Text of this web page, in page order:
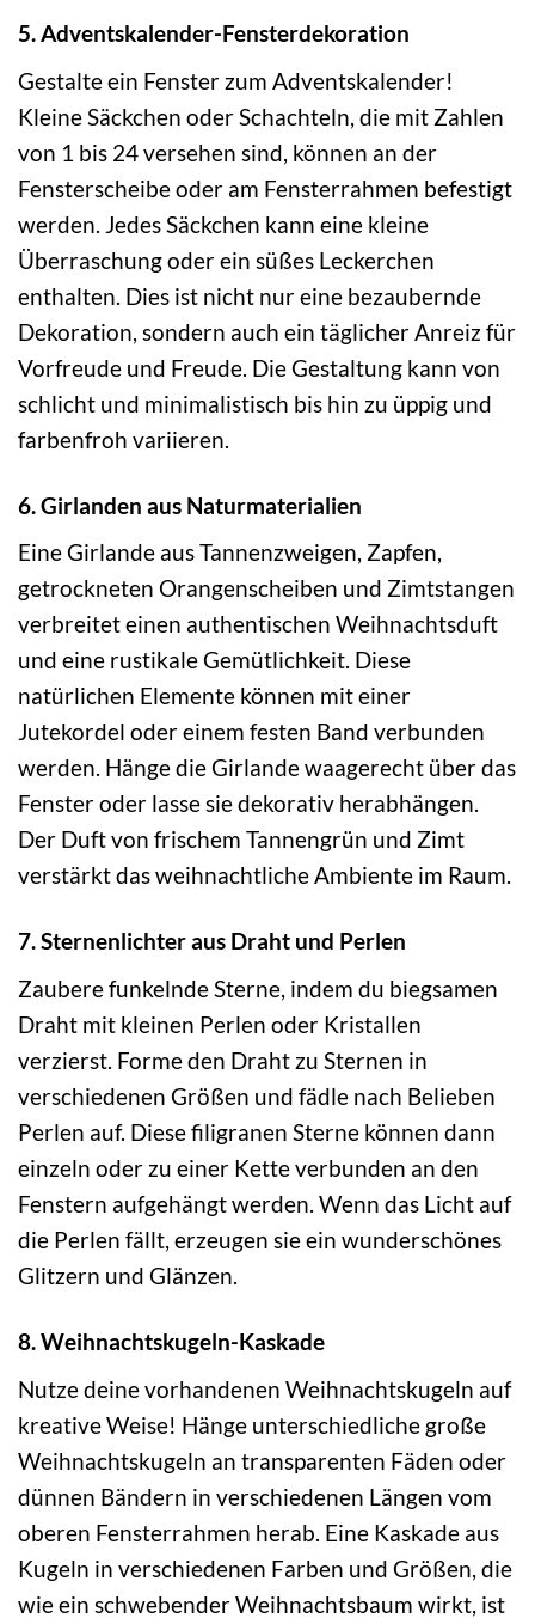
5. Adventskalender-Fensterdekoration
Gestalte ein Fenster zum Adventskalender!
Kleine Säckchen oder Schachteln, die mit Zahlen
von 1 bis 24 versehen sind, können an der
Fensterscheibe oder am Fensterrahmen befestigt
werden. Jedes Säckchen kann eine kleine
Überraschung oder ein süßes Leckerchen
enthalten. Dies ist nicht nur eine bezaubernde
Dekoration, sondern auch ein täglicher Anreiz für
Vorfreude und Freude. Die Gestaltung kann von
schlicht und minimalistisch bis hin zu üppig und
farbenfroh variieren.
6. Girlanden aus Naturmaterialien
Eine Girlande aus Tannenzweigen, Zapfen,
getrockneten Orangenscheiben und Zimtstangen
verbreitet einen authentischen Weihnachtsduft
und eine rustikale Gemütlichkeit. Diese
natürlichen Elemente können mit einer
Jutekordel oder einem festen Band verbunden
werden. Hänge die Girlande waagerecht über das
Fenster oder lasse sie dekorativ herabhängen.
Der Duft von frischem Tannengrün und Zimt
verstärkt das weihnachtliche Ambiente im Raum.
7. Sternenlichter aus Draht und Perlen
Zaubere funkelnde Sterne, indem du biegsamen
Draht mit kleinen Perlen oder Kristallen
verzierst. Forme den Draht zu Sternen in
verschiedenen Größen und fädle nach Belieben
Perlen auf. Diese filigranen Sterne können dann
einzeln oder zu einer Kette verbunden an den
Fenstern aufgehängt werden. Wenn das Licht auf
die Perlen fällt, erzeugen sie ein wunderschönes
Glitzern und Glänzen.
8. Weihnachtskugeln-Kaskade
Nutze deine vorhandenen Weihnachtskugeln auf
kreative Weise! Hänge unterschiedliche große
Weihnachtskugeln an transparenten Fäden oder
dünnen Bändern in verschiedenen Längen vom
oberen Fensterrahmen herab. Eine Kaskade aus
Kugeln in verschiedenen Farben und Größen, die
wie ein schwebender Weihnachtsbaum wirkt, ist